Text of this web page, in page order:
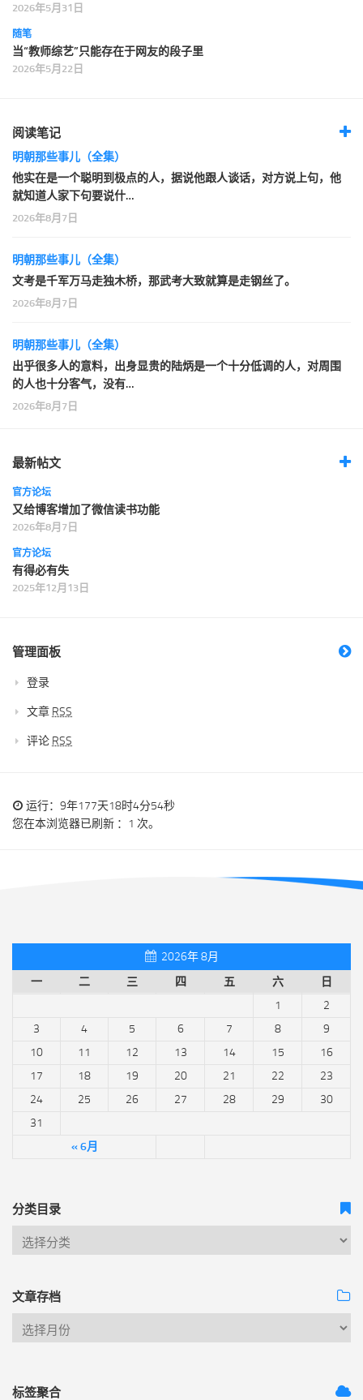
2026年5月31日
随笔
当“教师综艺”只能存在于网友的段子里
2026年5月22日
阅读笔记
明朝那些事儿（全集）
他实在是一个聪明到极点的人，据说他跟人谈话，对方说上句，他
就知道人家下句要说什…
2026年8月7日
明朝那些事儿（全集）
文考是千军万马走独木桥，那武考大致就算是走钢丝了。
2026年8月7日
明朝那些事儿（全集）
出乎很多人的意料，出身显贵的陆炳是一个十分低调的人，对周围
的人也十分客气，没有…
2026年8月7日
最新帖文
官方论坛
又给博客增加了微信读书功能
2026年8月7日
官方论坛
有得必有失
2025年12月13日
管理面板
登录
文章 RSS
评论 RSS
运行：9年177天18时4分54秒
您在本浏览器已刷新 ：1 次。
2026年 8月
一
二 三 四 五 六 日
« 6月
1
2
3
4 5 6 7 8
9
10
11 12 13 14 15
16
17
18 19 20 21 22
23
24
25 26 27 28 29
30
31
分类目录
文章存档
标签聚合